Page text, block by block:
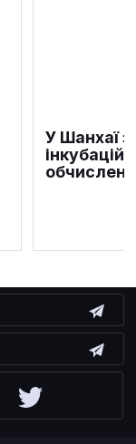
У Шанхаї
обчислень